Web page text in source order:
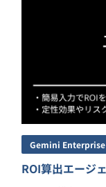
Gemini Enterprise
ROI算出エージ